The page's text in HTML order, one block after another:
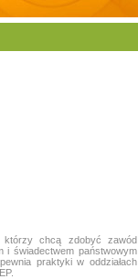
którzy chcą zdobyć zawód
i świadectwem państwowym
praktyki w oddziałach